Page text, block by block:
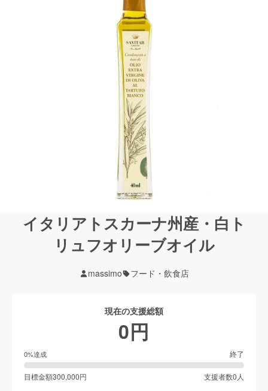
イタリアトスカーナ州産・白ト
リュフオリーブオイル
massimo フード・飲食店
現在の支援総額
0円
0%達成 終了
目標金額300,000円 支援者数0 人